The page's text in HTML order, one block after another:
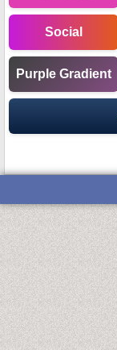
Social
Purple Gradient